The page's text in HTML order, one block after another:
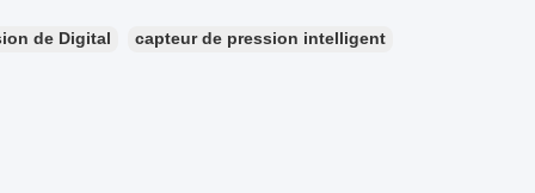
de Digital capteur de pression intelligent